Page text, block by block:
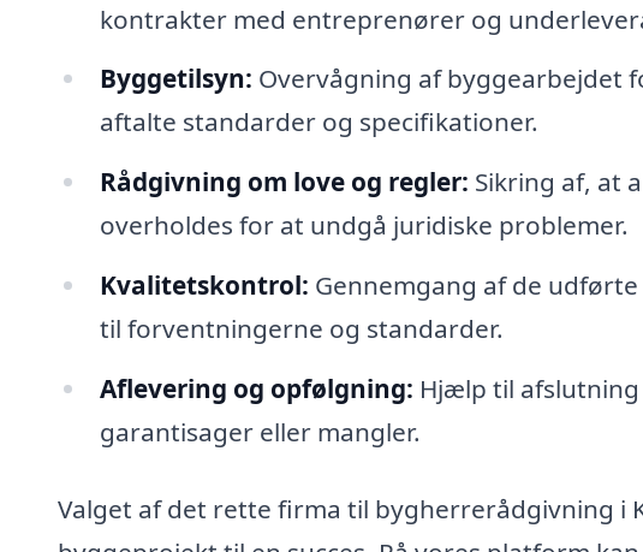
kontrakter med entreprenører og
Byggetilsyn: Overvågning af byggearbejdet
aftalte standarder og specifikationer.
Rådgivning om love og regler: Sikring af, at
overholdes for at undgå juridiske problemer.
Kvalitetskontrol: Gennemgang af de
til forventningerne og standarder.
Aflevering og opfølgning: Hjælp til
garantisager eller mangler.
Valget af det rette firma til bygherrerådgivning i